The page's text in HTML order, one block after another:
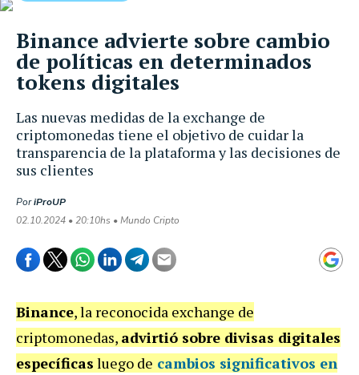
Las nuevas medidas de la exchange de
criptomonedas tiene el objetivo de cuidar la
transparencia de la plataforma y las decisiones de
sus clientes
PoriProUP
02.10.2024 • 20:10hs • Mundo Cripto
Binance advierte sobre cambio
de políticas en determinados
tokens digitales
Binance, la reconocida exchange de
criptomonedas, advirtió sobre divisas digitales
específicas luego de cambios significativos en